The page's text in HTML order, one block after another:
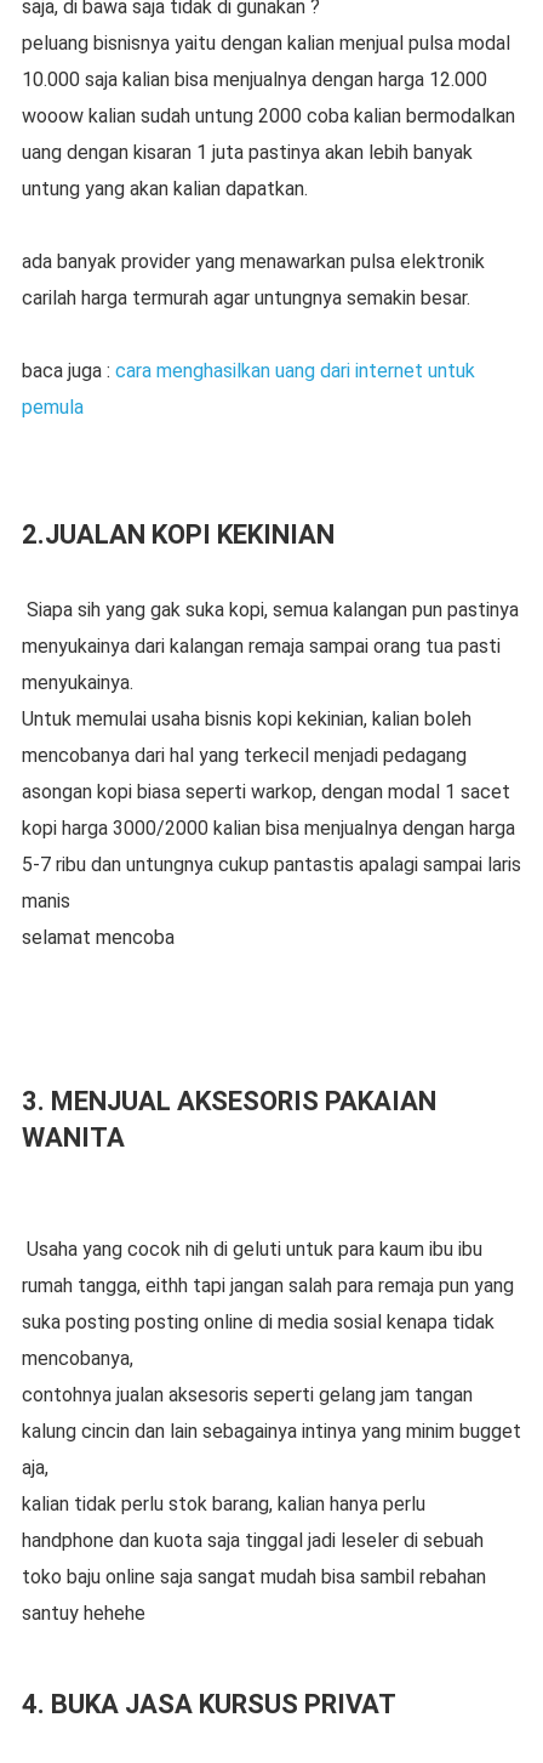
saja, di bawa saja tidak di gunakan ?
peluang bisnisnya yaitu dengan kalian menjual pulsa modal
10.000 saja kalian bisa menjualnya dengan harga 12.000
wooow kalian sudah untung 2000 coba kalian bermodalkan
uang dengan kisaran 1 juta pastinya akan lebih banyak
untung yang akan kalian dapatkan.
ada banyak provider yang menawarkan pulsa elektronik
carilah harga termurah agar untungnya semakin besar.
baca juga : cara menghasilkan uang dari internet untuk
pemula
2.JUALAN KOPI KEKINIAN
Siapa sih yang gak suka kopi, semua kalangan pun pastinya
menyukainya dari kalangan remaja sampai orang tua pasti
menyukainya.
Untuk memulai usaha bisnis kopi kekinian, kalian boleh
mencobanya dari hal yang terkecil menjadi pedagang
asongan kopi biasa seperti warkop, dengan modal 1 sacet
kopi harga 3000/2000 kalian bisa menjualnya dengan harga
5-7 ribu dan untungnya cukup pantastis apalagi sampai laris
manis
selamat mencoba
3. MENJUAL AKSESORIS PAKAIAN
WANITA
Usaha yang cocok nih di geluti untuk para kaum ibu ibu
rumah tangga, eithh tapi jangan salah para remaja pun yang
suka posting posting online di media sosial kenapa tidak
mencobanya,
contohnya jualan aksesoris seperti gelang jam tangan
kalung cincin dan lain sebagainya intinya yang minim bugget
aja,
kalian tidak perlu stok barang, kalian hanya perlu
handphone dan kuota saja tinggal jadi leseler di sebuah
toko baju online saja sangat mudah bisa sambil rebahan
santuy hehehe
4. BUKA JASA KURSUS PRIVAT